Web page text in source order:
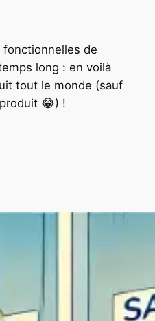
de
long : en voilà
tout le monde (sauf
😂) !